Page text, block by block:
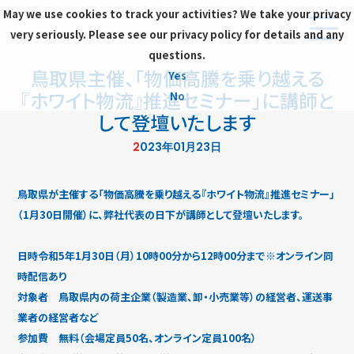
鳥取県主催、「物価高騰を乗り越える
『ホワイト物流』推進セミナー」に講師と
して登壇いたします
2023年01月23日
鳥取県が主催する「物価高騰を乗り越える『ホワイト物流』推進セミナー」
（1月30日開催）に、弊社代表の日下が講師として登壇いたします。
日時令和5年1月30日（月）10時00分から12時00分まで※オンライン同
時配信あり
対象者 鳥取県内の荷主企業（製造業、卸・小売業等）の経営者、運送事
業者の経営者など
参加費 無料（会場定員50名、オンライン定員100名）
May we use cookies to track your activities? We take your privacy
very seriously. Please see our privacy policy for details and any
questions.
Yes
No